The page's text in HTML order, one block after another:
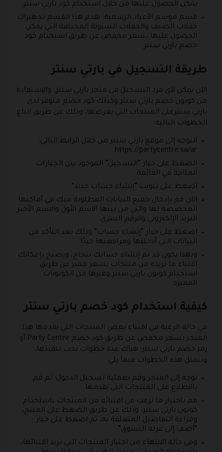
يمكن الحصول عليها من خلال استخدام كود بارتي سنتر.
قسم موسم الأعياد الرسمية: يقدم هذا القسم تجهيزات
حفلات الصيف والحفلات السنوية المختلفة التي يمكن
الحصول عليها بسعر مخفض عن طريق استخدام كود
خصم بارتي سنتر.
طريقة التسجيل في بارتي سنتر
الآن يمكن لأي فرد التسجيل في متجر بارتي سنتر، والاستفادة
من كوبون خصم بارتي سنتر وكذلك كود خصم متوفر لدى
بارتي سنترعلى المنتجات التي يعرضها، وذلك عن طريق اتباع
الخطوات التالية:
التوجه إلى موقع بارتي سنتر من خلال الرابط التالي:
https://partycentre.sa/ar
الضغط على خيار “التسجيل” الموجود بين الخيارات
المتاحة في القائمة.
اضغط على تبويب “إنشاء حساب جديد”.
الآن قم بإدخال جميع البيانات المطلوبة منك في أماكنها
المخصصة لها والتي من بينها الاسم الأول والاسم الأخير
البريد الإلكتروني والرقم السري.
اضغط على خيار “إنشاء حساب” وذلك بعد التأكد من
البيانات التي أدخلتها ومراجعتها جيدًا.
وبهذا يكون قد تم إنشاء حسابك بنجاح، ويصبح بإمكانك
اقتناء ما تريده من منتجات بسعر مميز عن طريق
استخدام كوبون بارتي سنتر وغيرها من الكوبونات
المميزة.
كيفية استخدام كود خصم بارتي سنتر
في حالة الرغبة في اقتناء بعض المنتجات التي يقدمها هذا
المتجر بسعر مخفض عن طريق كود خصم Party Centre أو
رمز خصم بارتي سنتر؛ هناك عدة خطوات يجب تنفيذها،
وتتمثل هذه الخطوات فيما يلي:
توجه إلى المتجر وقم بعملية تسجيل الدخول؛ ثم قم
بالاطلاع على المنتجات التي يقدمها.
قم باختيار ما ترغب في اقتنائه من المنتجات باستخدام
كوبون بارتي سنتر، وذلك عن طريق الضغط على المنتج،
وقراءة التفاصيل المتعلقة به، ثم اضغط على خيار
“أضف إلى عربة التسوق”.
وفي حالة الانتهاء من اختيار المنتجات التي تريد اقتنائها،